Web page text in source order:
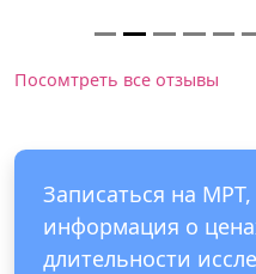
Посомтреть все отзывы
Записаться на МРТ,
информация о
длительности